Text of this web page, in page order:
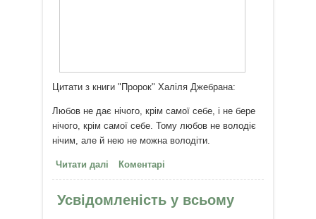
Цитати з книги "Пророк" Халіля Джебрана:
Любов не дає нічого, крім самої себе, і не бере
нічого, крім самої себе. Тому любов не володіє
нічим, але й нею не можна володіти.
Читати далі про У любові є лише намір –
здійснити себе
Коментарі
Усвідомленість у всьому